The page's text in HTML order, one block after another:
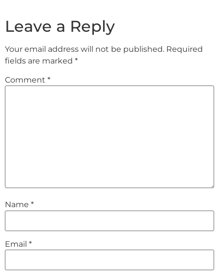
Leave a Reply
Your email address will not be published. Required
fields are marked *
Comment *
Name *
Email *